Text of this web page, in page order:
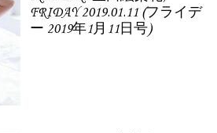
FRIDAY 2019.01.11 (フライデ
ー 2019年1月11日号)